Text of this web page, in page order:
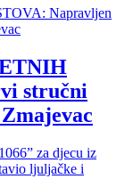
stručni